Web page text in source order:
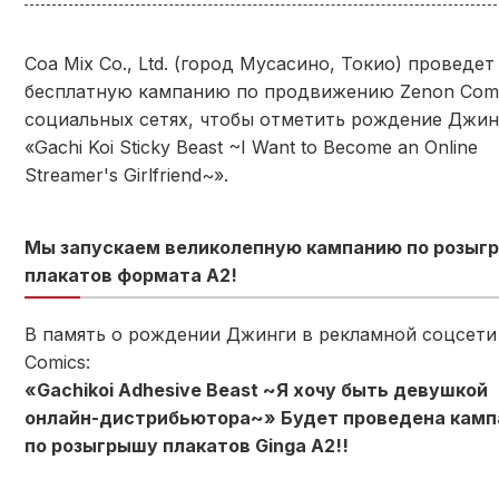
Coa Mix Co., Ltd. (город Мусасино, Токио) проведет
бесплатную кампанию по продвижению Zenon
социальных сетях, чтобы отметить рождение
«Gachi Koi Sticky Beast ~I Want to Become an Online
Streamer's Girlfriend~».
Мы запускаем великолепную кампанию по
плакатов формата А2!
В память о рождении Джинги в рекламной
Comics:
«Gachikoi Adhesive Beast ~Я хочу быть девушкой
онлайн-дистрибьютора~» Будет проведена
по розыгрышу плакатов Ginga A2!!